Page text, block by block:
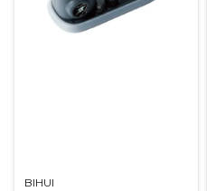
BIHUI